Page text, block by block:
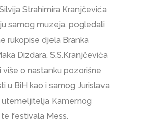
Strahimira Kranjčevića
samog muzeja, pogledali
rukopise djela Branka
Dizdara, S.S.Kranjčevića
više o nastanku pozorišne
u BiH kao i samog Jurislava
utemeljitelja Kamernog
festivala Mess.